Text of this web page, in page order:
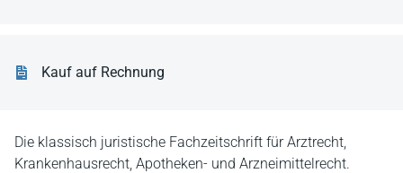
Die klassisch juristische Fachzeitschrift für Arztrecht,
Krankenhausrecht, Apotheken- und Arzneimittelrecht.
Kauf auf Rechnung